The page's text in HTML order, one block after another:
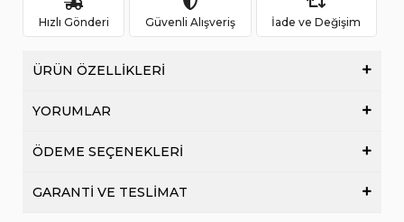
Hızlı Gönderi Güvenli Alışveriş İade ve Değişim
ÜRÜN ÖZELLİKLERİ
YORUMLAR
ÖDEME SEÇENEKLERİ
GARANTİ VE TESLİMAT